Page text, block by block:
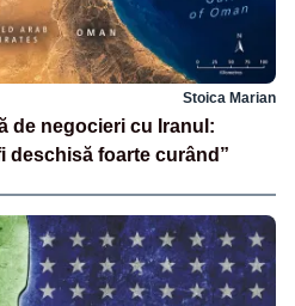
Stoica Marian
de negocieri cu Iranul:
deschisă foarte curând”